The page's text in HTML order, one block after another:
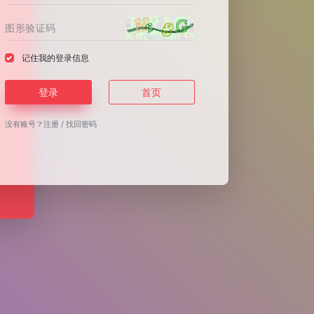
记住我的登录信息
登录 首页
没有账号？注册 /找回密码